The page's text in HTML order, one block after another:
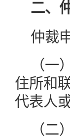
二、
仲裁
（一
住所和
代表人
（二